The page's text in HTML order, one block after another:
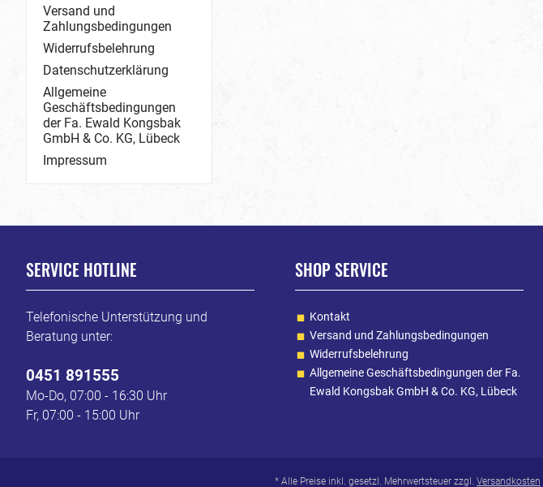
Versand und
Zahlungsbedingungen
Widerrufsbelehrung
Datenschutzerklärung
Allgemeine
Geschäftsbedingungen
der Fa. Ewald Kongsbak
GmbH & Co. KG, Lübeck
Impressum
SERVICE HOTLINE
Telefonische Unterstützung und
Beratung unter:
0451 891555
Mo-Do, 07:00 - 16:30 Uhr
Fr, 07:00 - 15:00 Uhr
SHOP SERVICE
Kontakt
Versand und Zahlungsbedingungen
Widerrufsbelehrung
Allgemeine Geschäftsbedingungen der Fa.
Ewald Kongsbak GmbH & Co. KG, Lübeck
* Alle Preise inkl. gesetzl. Mehrwertsteuer zzgl. Versandkosten